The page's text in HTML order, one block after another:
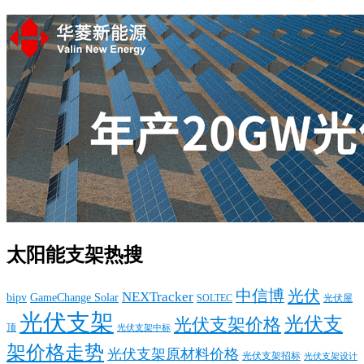
太阳能支架热搜
bipv GameChange Solar NEXTracker SOLTEC 中信博光伏 光伏屋
顶 光伏支架 光伏支架中标 光伏支架价格 光伏支
架价格走势 光伏支架原材料价格 光伏支架招标 光伏支架设计